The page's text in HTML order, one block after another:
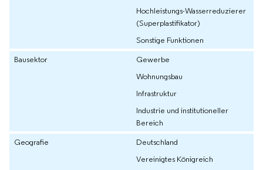
Hochleistungs-Wasserreduzierer
(Superplastifikator)
Sonstige Funktionen
Bausektor
Gewerbe
Wohnungsbau
Infrastruktur
Industrie und institutioneller
Bereich
Geografie
Deutschland
Vereinigtes Königreich